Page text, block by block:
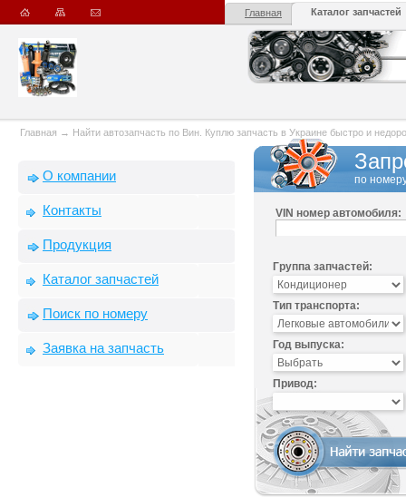
Главная Каталог запчастей
Главная → Найти автозапчасть по Вин. Куплю запчасть в Украине быстро и
О компании
Контакты
Продукция
Каталог запчастей
Поиск по номеру
Заявка на запчасть
по
VIN номер автомобиля:
Группа запчастей:
Тип транспорта:
Год выпуска:
Привод: